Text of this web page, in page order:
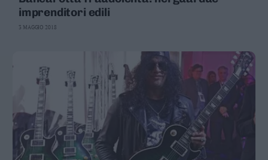
imprenditori edili
3 MAGGIO 2018